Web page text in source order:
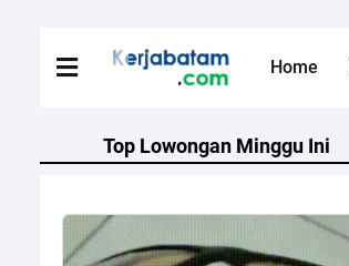
Home
Top Lowongan Minggu Ini